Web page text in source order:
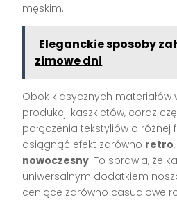
męskim.
Eleganckie sposoby
zimowe dni
Obok klasycznych materiałów
produkcji kaszkietów, coraz
połączenia tekstyliów o różnej
osiągnąć efekt zarówno retro
nowoczesny. To sprawia, że
uniwersalnym dodatkiem
ceniące zarówno casualowe